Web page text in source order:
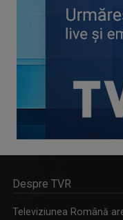
Despre TVR
Televiziunea Română